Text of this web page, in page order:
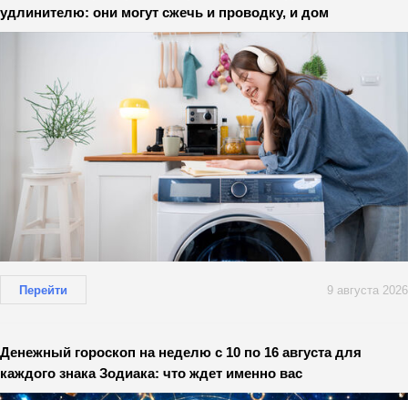
удлинителю: они могут сжечь и проводку, и дом
Перейти 9 августа 2026
Денежный гороскоп на неделю с 10 по 16 августа для
каждого знака Зодиака: что ждет именно вас